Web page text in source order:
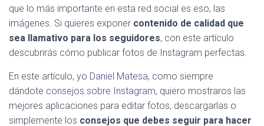
que lo más importante en esta red social es eso, las
imágenes. Si quieres exponer contenido de calidad que
sea llamativo para los seguidores, con este artículo
descubrirás cómo publicar fotos de Instagram perfectas.
En este artículo, yo Daniel Matesa, como siempre
dándote consejos sobre Instagram, quiero mostraros las
mejores aplicaciones para editar fotos, descargarlas o
simplemente los consejos que debes seguir para hacer